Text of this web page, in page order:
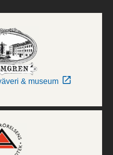
& museum